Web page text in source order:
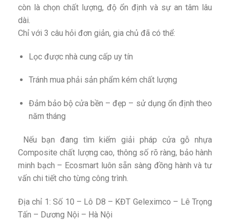
còn là chọn chất lượng, độ ổn định và sự an tâm lâu
dài.
Chỉ với 3 câu hỏi đơn giản, gia chủ đã có thể:
Lọc được nhà cung cấp uy tín
Tránh mua phải sản phẩm kém chất lượng
Đảm bảo bộ cửa bền – đẹp – sử dụng ổn định theo
năm tháng
Nếu bạn đang tìm kiếm giải pháp cửa gỗ nhựa
Composite chất lượng cao, thông số rõ ràng, bảo hành
minh bạch – Ecosmart luôn sẵn sàng đồng hành và tư
vấn chi tiết cho từng công trình.
Địa chỉ 1: Số 10 – Lô D8 – KĐT Geleximco – Lê Trọng
Tấn – Dương Nội – Hà Nội